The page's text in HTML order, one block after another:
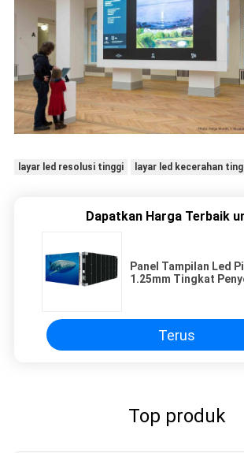
layar led resolusi tinggi layar led kecerahan
Dapatkan Harga Terbaik
Panel Tampilan Led
1.25mm Tingkat
Terus
Top produk